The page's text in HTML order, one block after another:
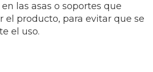
las asas o soportes que
el producto, para evitar que se
el uso.